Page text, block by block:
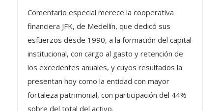
financiera JFK, de Medellín, que dedicó sus
esfuerzos desde 1990, a la formación del capital
institucional, con cargo al gasto y retención de
los excedentes anuales, y cuyos resultados la
presentan hoy como la entidad con mayor
fortaleza patrimonial, con participación del 44%
sobre del total del activo.